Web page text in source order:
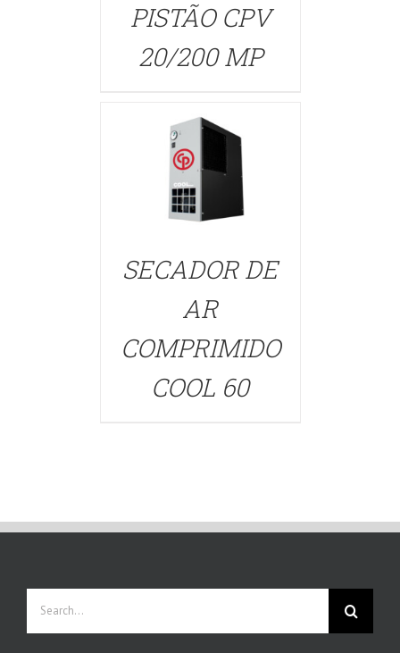
PISTÃO CPV
20/200 MP
SECADOR DE
AR
COMPRIMIDO
COOL 60